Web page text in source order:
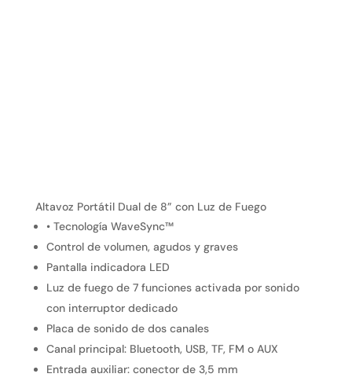
Altavoz Portátil Dual de 8” con Luz de Fuego
• Tecnología WaveSync™
Control de volumen, agudos y graves
Pantalla indicadora LED
Luz de fuego de 7 funciones activada por sonido
con interruptor dedicado
Placa de sonido de dos canales
Canal principal: Bluetooth, USB, TF, FM o AUX
Entrada auxiliar: conector de 3,5 mm